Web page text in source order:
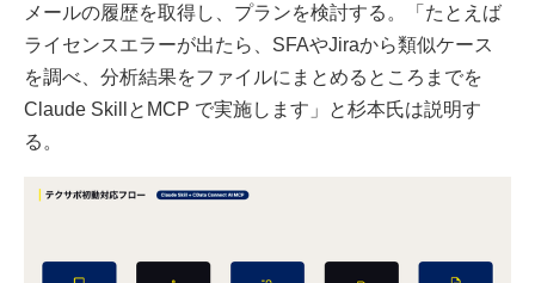
メールの履歴を取得し、プランを検討する。「たとえば
ライセンスエラーが出たら、SFAやJiraから類似ケース
を調べ、分析結果をファイルにまとめるところまでを
Claude SkillとMCP で実施します」と杉本氏は説明す
る。